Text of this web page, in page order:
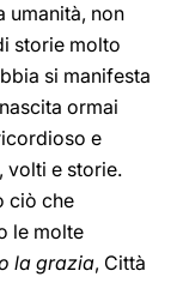
umanità, non
storie molto
si manifesta
ormai
e
volti e storie.
ciò che
le molte
la grazia, Città